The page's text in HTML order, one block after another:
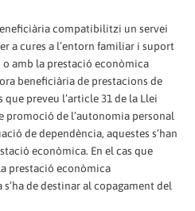
compatibilitzi un servei
a cures a l’entorn familiar i suport
amb la prestació econòmica
beneficiària de prestacions de
preveu l’article 31 de la Llei
promoció de l’autonomia personal
de dependència, aquestes s’han
econòmica. En el cas que
prestació econòmica
de destinar al copagament del